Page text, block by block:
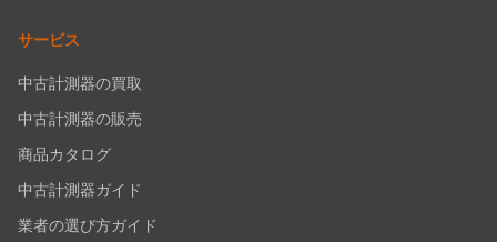
サービス
中古計測器の買取
中古計測器の販売
商品カタログ
中古計測器ガイド
業者の選び方ガイド